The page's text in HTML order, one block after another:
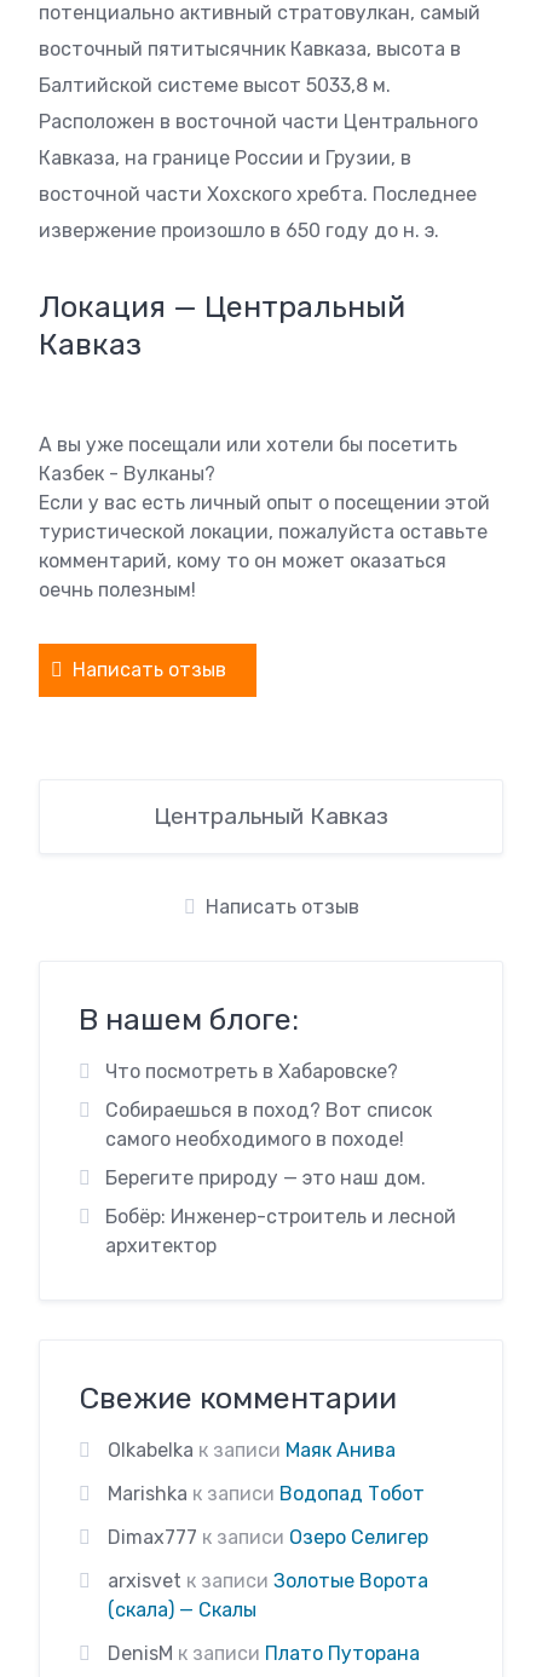
потенциально активный стратовулкан, самый
восточный пятитысячник Кавказа, высота в
Балтийской системе высот 5033,8 м.
Расположен в восточной части Центрального
Кавказа, на границе России и Грузии, в
восточной части Хохского хребта. Последнее
извержение произошло в 650 году до н. э.
Локация — Центральный
Кавказ
А вы уже посещали или хотели бы посетить
Казбек - Вулканы?
Если у вас есть личный опыт о посещении этой
туристической локации, пожалуйста оставьте
комментарий, кому то он может оказаться
оечнь полезным!
Написать отзыв
Центральный Кавказ
Написать отзыв
В нашем блоге:
Что посмотреть в Хабаровске?
Собираешься в поход? Вот список
самого необходимого в походе!
Берегите природу — это наш дом.
Бобёр: Инженер-строитель и лесной
архитектор
Свежие комментарии
Olkabelka к записи Маяк Анива
Marishka к записи Водопад Тобот
Dimax777 к записи Озеро Селигер
arxisvet к записи Золотые Ворота
(скала) — Скалы
DenisM к записи Плато Путорана